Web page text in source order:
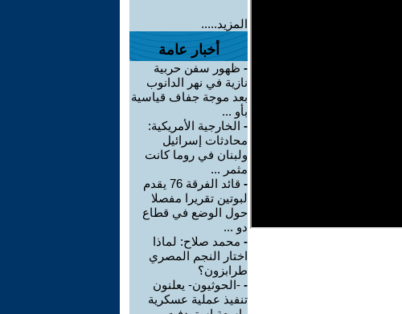
المزيد.....
أخبار عامة
- ظهور سفن حربية
نازية في نهر الدانوب
بعد موجة جفاف قياسية
بأو ...
- الخارجية الأمريكية:
محادثات إسرائيل
ولبنان في روما كانت
مثمر ...
-
قائد الفرقة 76 يقدم
لبوتين تقريرا مفصلا
حول الوضع في قطاع
دو ...
- محمد صلاح: لماذا
اختار النجم المصري
طرابزون؟
- -الحوثيون- يعلنون
تنفيذ عملية عسكرية